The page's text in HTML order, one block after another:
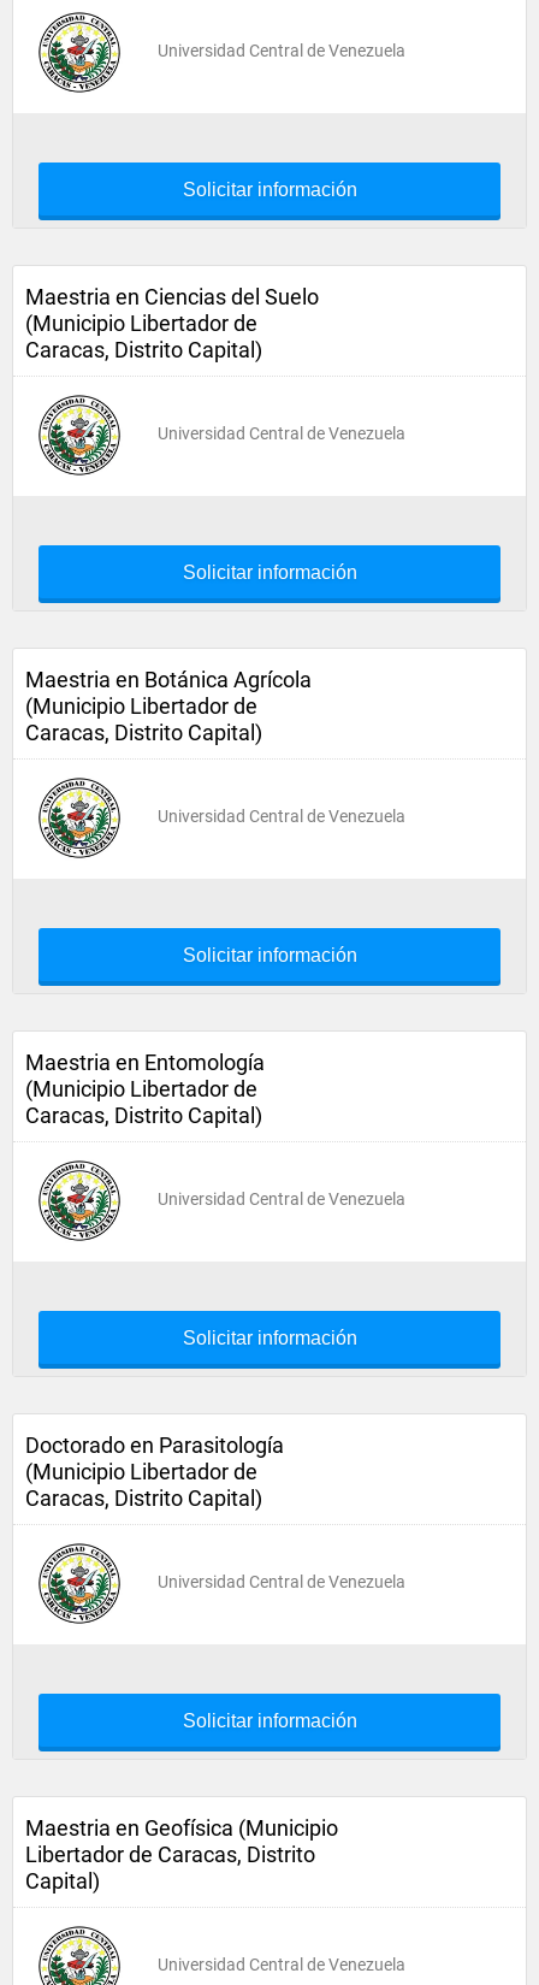
Universidad Central de Venezuela
Solicitar información
Maestria en Ciencias del Suelo
(Municipio Libertador de
Caracas, Distrito Capital)
Universidad Central de Venezuela
Solicitar información
Maestria en Botánica Agrícola
(Municipio Libertador de
Caracas, Distrito Capital)
Universidad Central de Venezuela
Solicitar información
Maestria en Entomología
(Municipio Libertador de
Caracas, Distrito Capital)
Universidad Central de Venezuela
Solicitar información
Doctorado en Parasitología
(Municipio Libertador de
Caracas, Distrito Capital)
Universidad Central de Venezuela
Solicitar información
Maestria en Geofísica (Municipio
Libertador de Caracas, Distrito
Capital)
Universidad Central de Venezuela